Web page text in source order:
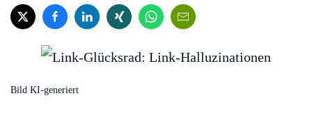
Bild KI-generiert